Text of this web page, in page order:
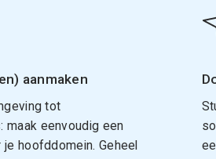
aanmaken
tot
maak eenvoudig een
je hoofddomein. Geheel